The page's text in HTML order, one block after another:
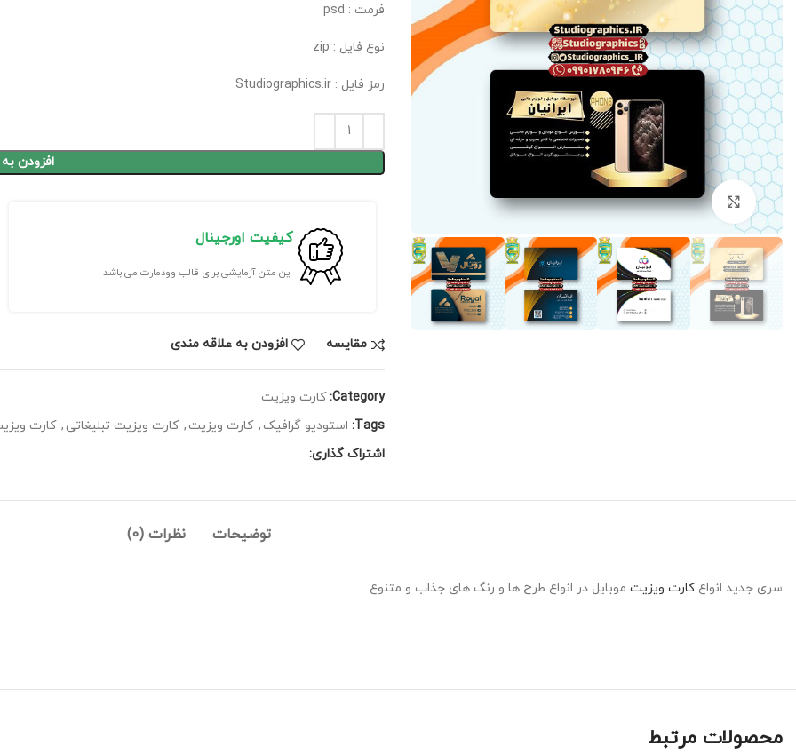
برای بزرگنمایی کلیک کنید
فرمت : psd
نوع فایل : zip
رمز فایل : Studiographics.ir
افزودن
کیفیت اورجینال
این متن آزمایشی برای قالب وودمارت می باشد
مقايسه افزودن به علاقه مندی
Category: کارت ویزیت
Tags: استودیو گرافیک , کارت ویزیت , کارت ویزیت تبلیغاتی , کارت
اشتراک گذاری:
توضیحات نظرات (0)
سری جدید انواعکارت ویزیت موبایل در انواع طرح ها و رنگ های جذاب و متنوع
محصولات مرتبط